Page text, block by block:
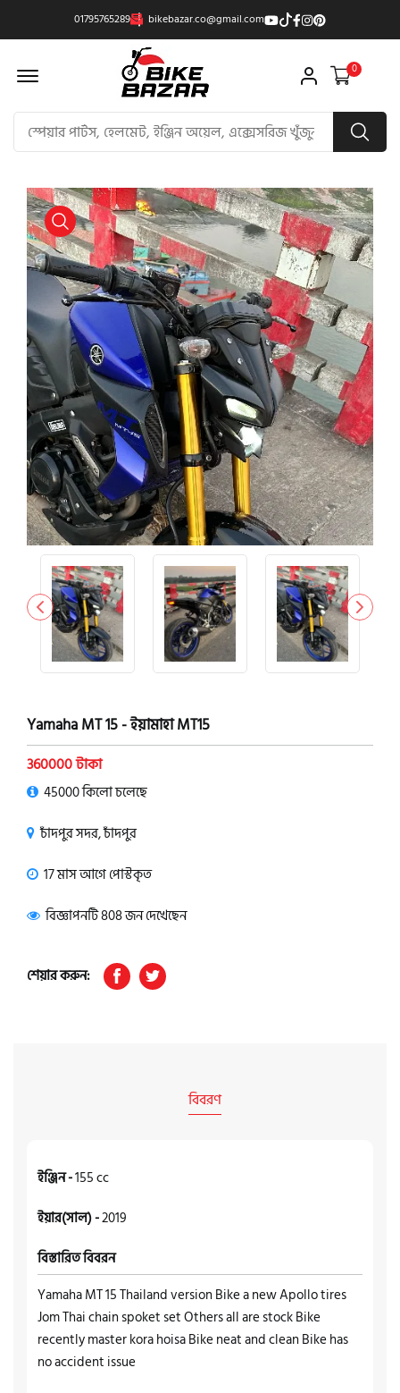
01795765289 bikebazar.co@gmail.com
Offcanvas Menu Open 0
product view
Yamaha MT 15 - ইয়ামাহা MT15
360000 টাকা
45000 কিলো চলেছে
চাঁদপুর সদর, চাঁদপুর
17 মাস আগে পোস্টকৃত
বিজ্ঞাপনটি 808 জন দেখেছেন
শেয়ার করুন:
বিবরণ
ইঞ্জিন -155 cc
ইয়ার(সাল) -2019
বিস্তারিত বিবরন
Yamaha MT 15 Thailand version Bike a new Apollo tires
Jom Thai chain spoket set Others all are stock Bike
recently master kora hoisa Bike neat and clean Bike has
no accident issue